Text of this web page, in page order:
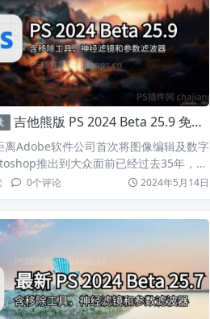
吉他熊版 PS 2024 Beta 25.9 免安装便携版_全新优化，打开即用！
离Adobe软件公司首次将图像编辑及数字
推出到大众面前已经过去35年，…
0个评论 2024年5月14日